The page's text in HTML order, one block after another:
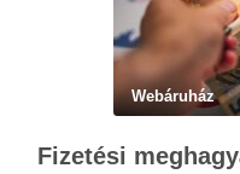
Webáruház